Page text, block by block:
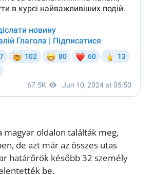
magyar oldalon találták meg,
de azt már az összes utas
határőrök később 32 személy
be.